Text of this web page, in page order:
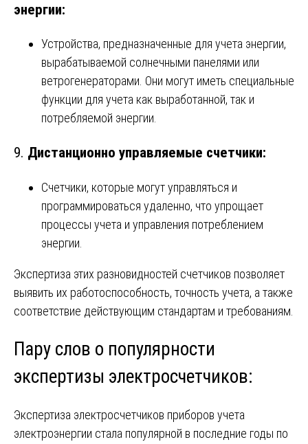
энергии:
Устройства, предназначенные для учета энергии,
вырабатываемой солнечными панелями или
ветрогенераторами. Они могут иметь специальные
функции для учета как выработанной, так и
потребляемой энергии.
9. Дистанционно управляемые счетчики:
Счетчики, которые могут управляться и
программироваться удаленно, что упрощает
процессы учета и управления потреблением
энергии.
Экспертиза этих разновидностей счетчиков позволяет
выявить их работоспособность, точность учета, а также
соответствие действующим стандартам и требованиям.
Пару слов о популярности
экспертизы электросчетчиков:
Экспертиза электросчетчиков приборов учета
электроэнергии стала популярной в последние годы по